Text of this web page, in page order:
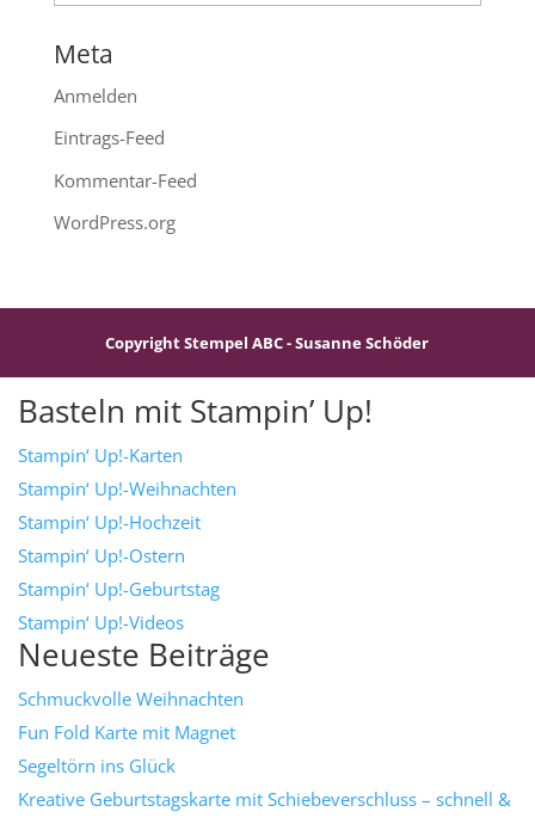
Meta
Anmelden
Eintrags-Feed
Kommentar-Feed
WordPress.org
Copyright Stempel ABC - Susanne Schöder
Basteln mit Stampin’ Up!
Stampin‘ Up!-Karten
Stampin‘ Up!-Weihnachten
Stampin‘ Up!-Hochzeit
Stampin‘ Up!-Ostern
Stampin‘ Up!-Geburtstag
Stampin‘ Up!-Videos
Neueste Beiträge
Schmuckvolle Weihnachten
Fun Fold Karte mit Magnet
Segeltörn ins Glück
Kreative Geburtstagskarte mit Schiebeverschluss – schnell &